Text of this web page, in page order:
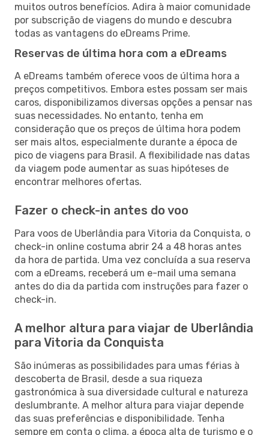
muitos outros benefícios. Adira à maior comunidade
por subscrição de viagens do mundo e descubra
todas as vantagens do eDreams Prime.
Reservas de última hora com a eDreams
A eDreams também oferece voos de última hora a
preços competitivos. Embora estes possam ser mais
caros, disponibilizamos diversas opções a pensar nas
suas necessidades. No entanto, tenha em
consideração que os preços de última hora podem
ser mais altos, especialmente durante a época de
pico de viagens para Brasil. A flexibilidade nas datas
da viagem pode aumentar as suas hipóteses de
encontrar melhores ofertas.
Fazer o check-in antes do voo
Para voos de Uberlândia para Vitoria da Conquista, o
check-in online costuma abrir 24 a 48 horas antes
da hora de partida. Uma vez concluída a sua reserva
com a eDreams, receberá um e-mail uma semana
antes do dia da partida com instruções para fazer o
check-in.
A melhor altura para viajar de Uberlândia
para Vitoria da Conquista
São inúmeras as possibilidades para umas férias à
descoberta de Brasil, desde a sua riqueza
gastronómica à sua diversidade cultural e natureza
deslumbrante. A melhor altura para viajar depende
das suas preferências e disponibilidade. Tenha
sempre em conta o clima, a época alta de turismo e o